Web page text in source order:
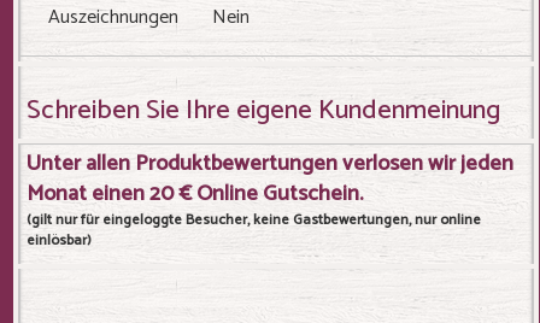
Auszeichnungen
Nein
Schreiben Sie Ihre eigene Kundenmeinung
Unter allen Produktbewertungen verlosen wir jeden
Monat einen 20 € Online Gutschein.
(gilt nur für eingeloggte Besucher, keine Gastbewertungen, nur online
einlösbar)